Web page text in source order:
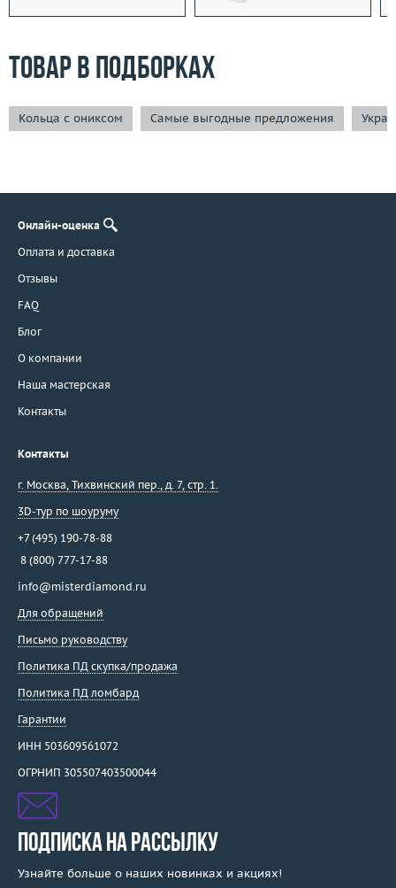
Товар в подборках
Кольца с ониксом Самые выгодные предложения
Онлайн-оценка
Оплата и доставка
Отзывы
FAQ
Блог
О компании
Наша мастерская
Контакты
Контакты
г. Москва, Тихвинский пер., д. 7, стр. 1.
3D-тур по шоуруму
+7 (495) 190-78-88
8 (800) 777-17-88
info@misterdiamond.ru
Для обращений
Письмо руководству
Политика ПД скупка/продажа
Политика ПД ломбард
Гарантии
ИНН 503609561072
ОГРНИП 305507403500044
ПОДПИСКА НА РАССЫЛКУ
Узнайте больше о наших новинках и акциях!